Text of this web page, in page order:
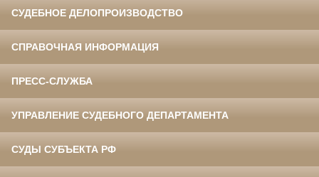
СУДЕБНОЕ ДЕЛОПРОИЗВОДСТВО
СПРАВОЧНАЯ ИНФОРМАЦИЯ
ПРЕСС-СЛУЖБА
УПРАВЛЕНИЕ СУДЕБНОГО ДЕПАРТАМЕНТА
СУДЫ СУБЪЕКТА РФ